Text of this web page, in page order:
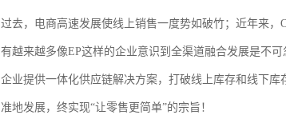
过去，电商高速发展使线上销售一度势如破竹；近年来，
有越来越多像EP这样的企业意识到全渠道融合发展是不
企业提供一体化供应链解决方案，打破线上库存和线下
准地发展，终实现“让零售更简单”的宗旨！